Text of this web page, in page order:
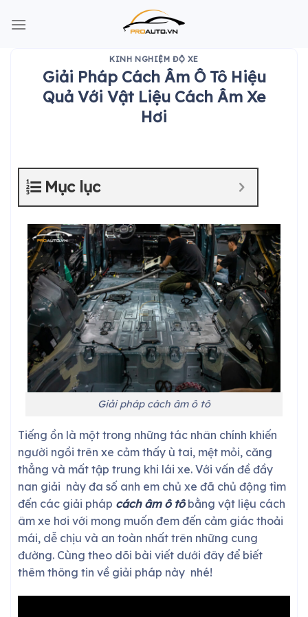
KINH NGHIỆM ĐỘ XE
Giải Pháp Cách Âm Ô Tô Hiệu
Quả Với Vật Liệu Cách Âm Xe
Hơi
Mục lục
Giải pháp cách âm ô tô
Tiếng ồn là một trong những tác nhân chính khiến
người ngồi trên xe cảm thấy ù tai, mệt mỏi, căng
thẳng và mất tập trung khi lái xe. Với vấn đề đầy
nan giải này đa số anh em chủ xe đã chủ động tìm
đến các giải pháp cách âm ô tô bằng vật liệu cách
âm xe hơi với mong muốn đem đến cảm giác thoải
mái, dễ chịu và an toàn nhất trên những cung
đường. Cùng theo dõi bài viết dưới đây để biết
thêm thông tin về giải pháp này nhé!